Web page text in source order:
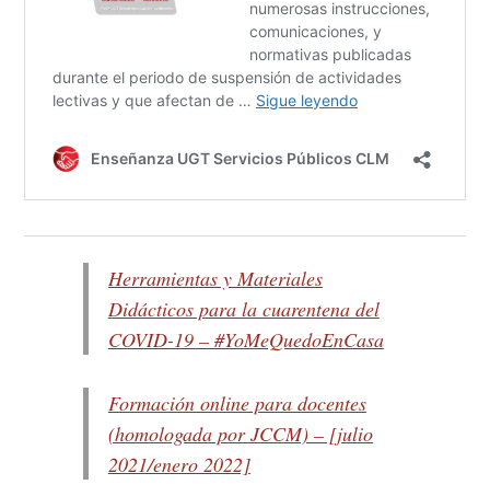
Herramientas y Materiales
Didácticos para la cuarentena del
COVID-19 – #YoMeQuedoEnCasa
Formación online para docentes
(homologada por JCCM) – [julio
2021/enero 2022]